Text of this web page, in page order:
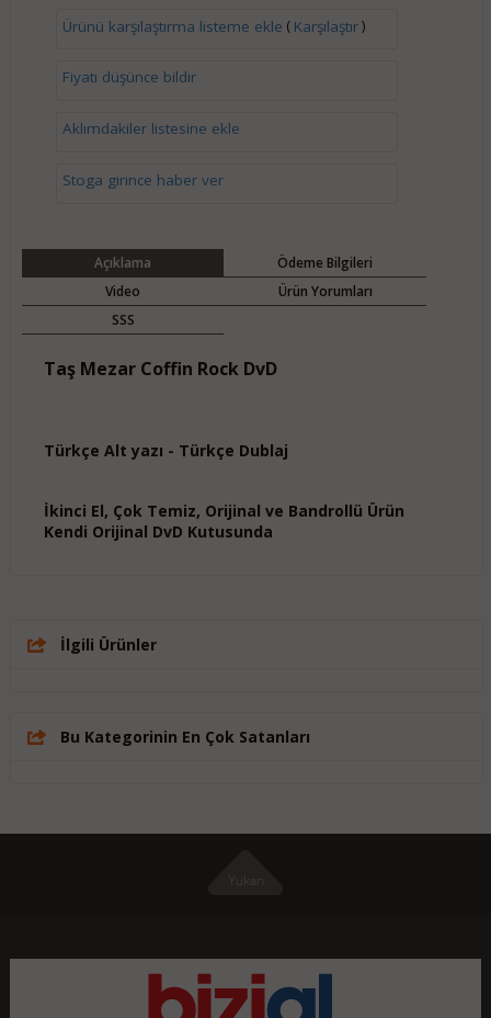
Ürünü karşılaştırma listeme ekle ( Karşılaştır)
Fiyatı düşünce bildir
Aklımdakiler listesine ekle
Stoga girince haber ver
Açıklama
Ödeme Bilgileri
Video
Ürün Yorumları
SSS
Taş Mezar Coffin Rock DvD
Türkçe Alt yazı - Türkçe Dublaj
İkinci El, Çok Temiz, Orijinal ve Bandrollü Ürün
Kendi Orijinal DvD Kutusunda
İlgili Ürünler
Bu Kategorinin En Çok Satanları